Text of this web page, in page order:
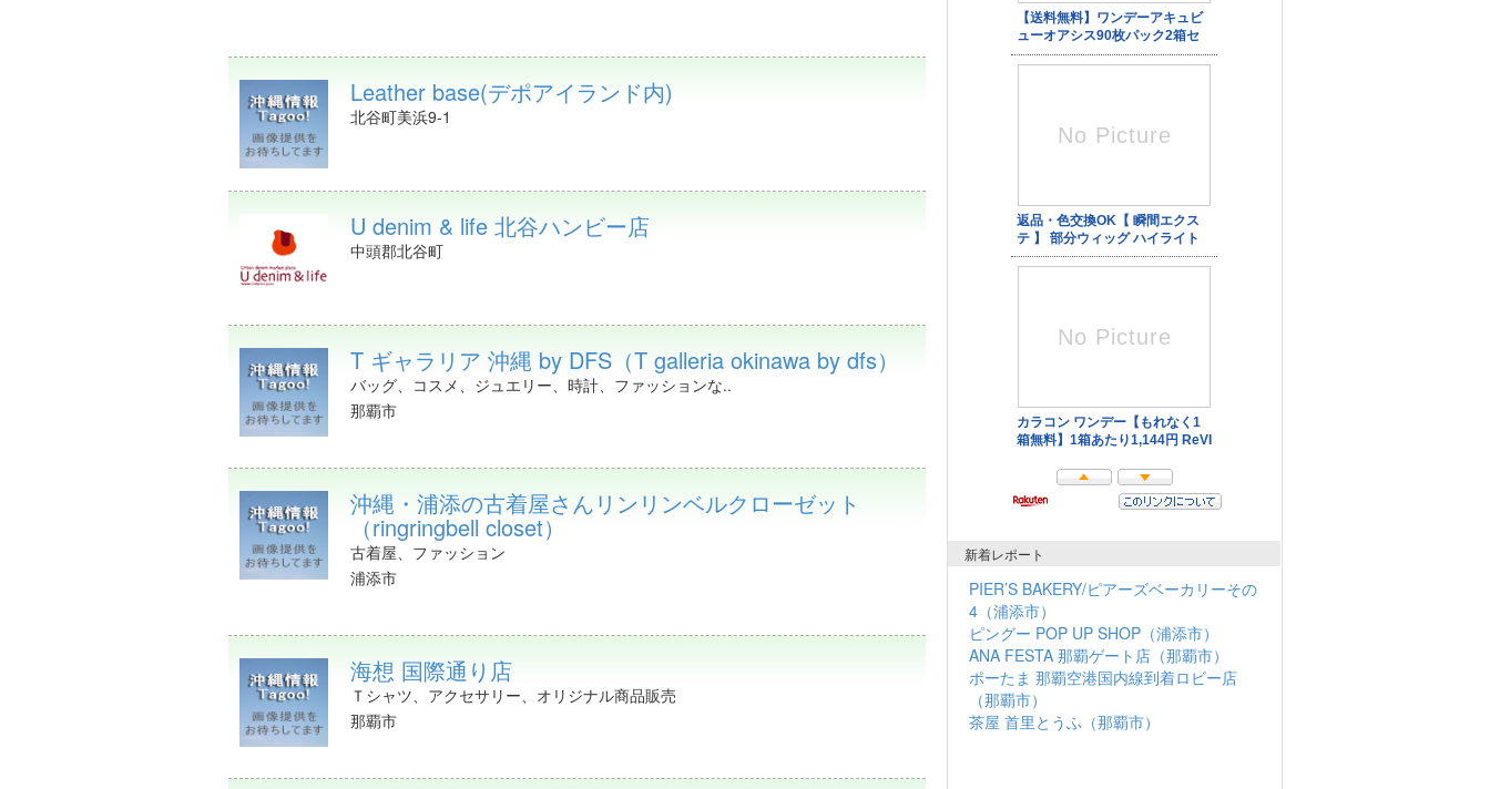
Leather base(デポアイランド内)
北谷町美浜9-1
U denim & life 北谷ハンビー店
中頭郡北谷町
T ギャラリア 沖縄 by DFS（T galleria okinawa by dfs）
バッグ、コスメ、ジュエリー、時計、ファッションな..
那覇市
沖縄・浦添の古着屋さんリンリンベルクローゼット
（ringringbell closet）
古着屋、ファッション
浦添市
海想 国際通り店
Ｔシャツ、アクセサリー、オリジナル商品販売
那覇市
新着レポート
PIER’S BAKERY/ピアーズベーカリーその
4（浦添市）
ピングー POP UP SHOP（浦添市）
ANA FESTA 那覇ゲート店（那覇市）
ポーたま 那覇空港国内線到着ロビー店
（那覇市）
茶屋 首里とうふ（那覇市）